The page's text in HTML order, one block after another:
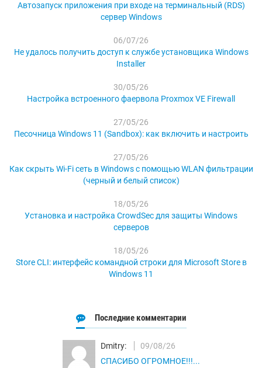
Автозапуск приложения при входе на терминальный (RDS)
сервер Windows
06/07/26
Не удалось получить доступ к службе установщика Windows
Installer
30/05/26
Настройка встроенного фаервола Proxmox VE Firewall
27/05/26
Песочница Windows 11 (Sandbox): как включить и настроить
27/05/26
Как скрыть Wi-Fi сеть в Windows с помощью WLAN фильтрации
(черный и белый список)
18/05/26
Установка и настройка CrowdSec для защиты Windows
серверов
18/05/26
Store CLI: интерфейс командной строки для Microsoft Store в
Windows 11
Последние комментарии
Dmitry:
09/08/26
СПАСИБО ОГРОМНОЕ!!!...